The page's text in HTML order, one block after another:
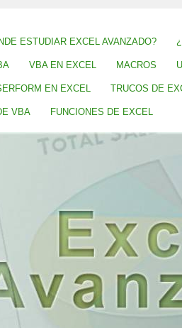
ESTUDIAR EXCEL AVANZADO?
VBA EN EXCEL MACROS
EN EXCEL TRUCOS DE
VBA FUNCIONES DE EXCEL